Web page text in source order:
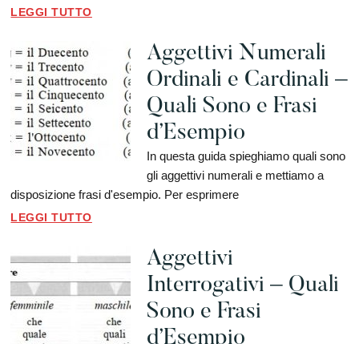
LEGGI TUTTO
Aggettivi Numerali
Ordinali e Cardinali –
Quali Sono e Frasi
d’Esempio
In questa guida spieghiamo quali sono
gli aggettivi numerali e mettiamo a
disposizione frasi d'esempio. Per esprimere
LEGGI TUTTO
Aggettivi
Interrogativi – Quali
Sono e Frasi
d’Esempio